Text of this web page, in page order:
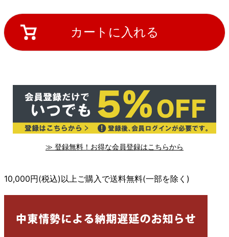
カートに入れる
≫ 登録無料！お得な会員登録はこちらから
10,000円(税込)以上ご購入で送料無料(一部を除く)